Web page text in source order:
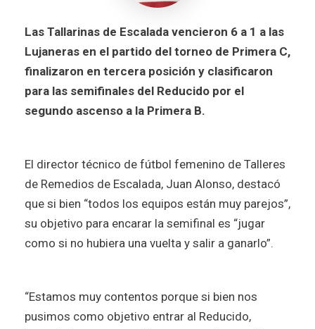
Las Tallarinas de Escalada vencieron 6 a 1 a las
Lujaneras en el partido del torneo de Primera C,
finalizaron en tercera posición y clasificaron
para las semifinales del Reducido por el
segundo ascenso a la Primera B.
El director técnico de fútbol femenino de Talleres
de Remedios de Escalada, Juan Alonso, destacó
que si bien “todos los equipos están muy parejos”,
su objetivo para encarar la semifinal es “jugar
como si no hubiera una vuelta y salir a ganarlo”.
“Estamos muy contentos porque si bien nos
pusimos como objetivo entrar al Reducido,